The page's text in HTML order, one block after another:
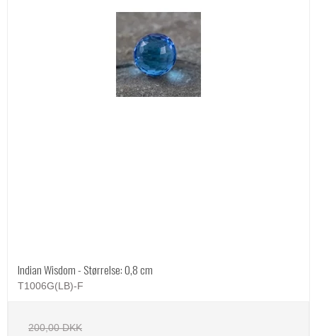
Indian Wisdom - Størrelse: 0,8 cm
T1006G(LB)-F
200,00 DKK